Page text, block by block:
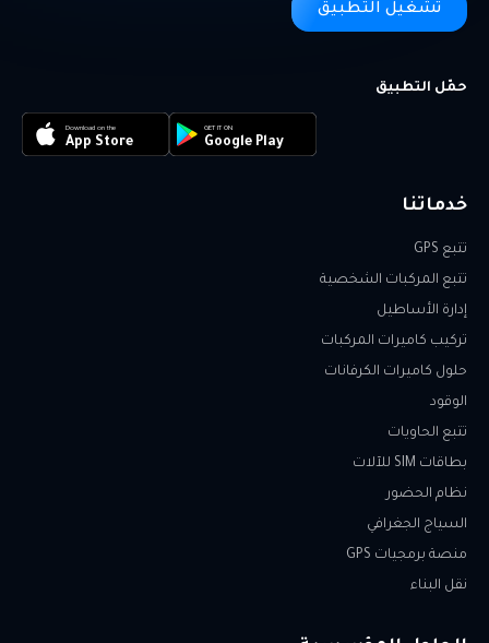
تشغيل التطبيق
حمّل التطبيق
Download on the
App Store
GET IT ON
Google Play
خدماتنا
تتبع GPS
تتبع المركبات الشخصية
إدارة الأساطيل
تركيب كاميرات المركبات
حلول كاميرات الكرفانات
الوقود
تتبع الحاويات
بطاقات SIM للآلات
نظام الحضور
السياج الجغرافي
منصة برمجيات GPS
نقل البناء